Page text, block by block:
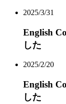
2025/3/31
English
した
2025/2/20
English
した